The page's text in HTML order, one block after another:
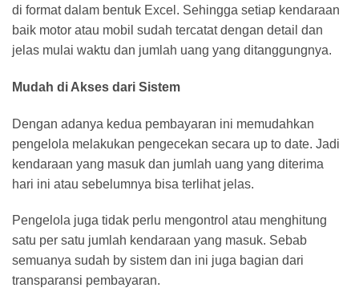
di format dalam bentuk Excel. Sehingga setiap kendaraan
baik motor atau mobil sudah tercatat dengan detail dan
jelas mulai waktu dan jumlah uang yang ditanggungnya.
Mudah di Akses dari Sistem
Dengan adanya kedua pembayaran ini memudahkan
pengelola melakukan pengecekan secara up to date. Jadi
kendaraan yang masuk dan jumlah uang yang diterima
hari ini atau sebelumnya bisa terlihat jelas.
Pengelola juga tidak perlu mengontrol atau menghitung
satu per satu jumlah kendaraan yang masuk. Sebab
semuanya sudah by sistem dan ini juga bagian dari
transparansi pembayaran.